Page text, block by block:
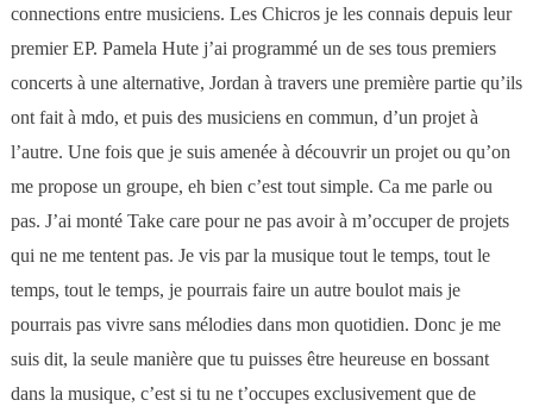
connections entre musiciens. Les Chicros je les connais depuis leur
premier EP. Pamela Hute j’ai programmé un de ses tous premiers
concerts à une alternative, Jordan à travers une première partie qu’ils
ont fait à mdo, et puis des musiciens en commun, d’un projet à
l’autre. Une fois que je suis amenée à découvrir un projet ou qu’on
me propose un groupe, eh bien c’est tout simple. Ca me parle ou
pas. J’ai monté Take care pour ne pas avoir à m’occuper de projets
qui ne me tentent pas. Je vis par la musique tout le temps, tout le
temps, tout le temps, je pourrais faire un autre boulot mais je
pourrais pas vivre sans mélodies dans mon quotidien. Donc je me
suis dit, la seule manière que tu puisses être heureuse en bossant
dans la musique, c’est si tu ne t’occupes exclusivement que de